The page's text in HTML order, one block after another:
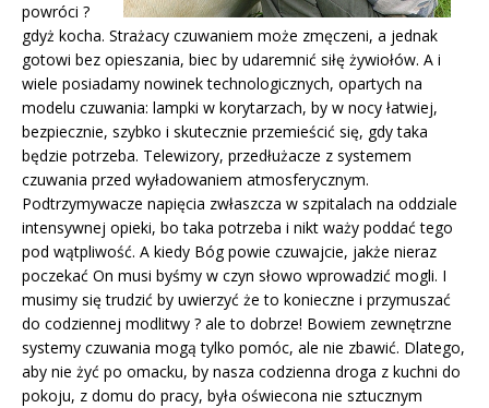
powróci ?
gdyż kocha. Strażacy czuwaniem może zmęczeni, a jednak
gotowi bez opieszania, biec by udaremnić siłę żywiołów. A i
wiele posiadamy nowinek technologicznych, opartych na
modelu czuwania: lampki w korytarzach, by w nocy łatwiej,
bezpiecznie, szybko i skutecznie przemieścić się, gdy taka
będzie potrzeba. Telewizory, przedłużacze z systemem
czuwania przed wyładowaniem atmosferycznym.
Podtrzymywacze napięcia zwłaszcza w szpitalach na oddziale
intensywnej opieki, bo taka potrzeba i nikt waży poddać tego
pod wątpliwość. A kiedy Bóg powie czuwajcie, jakże nieraz
poczekać On musi byśmy w czyn słowo wprowadzić mogli. I
musimy się trudzić by uwierzyć że to konieczne i przymuszać
do codziennej modlitwy ? ale to dobrze! Bowiem zewnętrzne
systemy czuwania mogą tylko pomóc, ale nie zbawić. Dlatego,
aby nie żyć po omacku, by nasza codzienna droga z kuchni do
pokoju, z domu do pracy, była oświecona nie sztucznym